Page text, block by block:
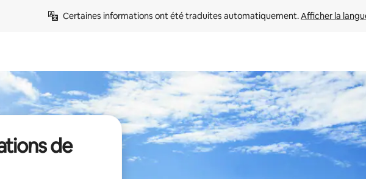
Certaines informations ont été traduites automatiquement. Afficher la
de